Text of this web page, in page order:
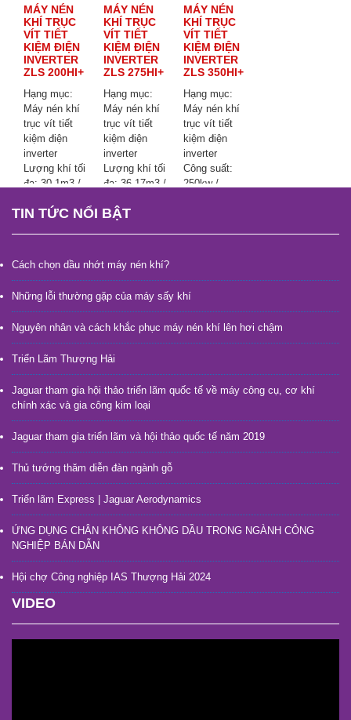
MÁY NÉN
KHÍ TRỤC
VÍT TIẾT
KIỆM ĐIỆN
INVERTER
ZLS 200HI+
Hạng mục:
Máy nén khí
trục vít tiết
kiệm điện
inverter
Lượng khí tối
đa: 30,1m3 /
Công suất:
Áp suất: 8bar
Kích thước:
3000 * 2000 *
2050mm
3500kg
MÁY NÉN
KHÍ TRỤC
VÍT TIẾT
KIỆM ĐIỆN
INVERTER
ZLS 275HI+
Hạng mục:
Máy nén khí
trục vít tiết
kiệm điện
inverter
Lượng khí tối
đa: 36,17m3 /
Công suất:
Áp suất: 8bar
Kích thước:
2190mm
6500kg
Thời gian
máy: 10-20
ngày làm việc
MÁY NÉN
KHÍ TRỤC
VÍT TIẾT
KIỆM ĐIỆN
INVERTER
ZLS 350HI+
Hạng mục:
Máy nén khí
trục vít tiết
kiệm điện
inverter
Công suất:
250kw /
TIN TỨC NỔI BẬT
Cách chọn dầu nhớt máy nén khí?
Những lỗi thường gặp của máy sấy khí
Nguyên nhân và cách khắc phục máy nén khí lên hơi chậm
Triển Lãm Thượng Hải
Jaguar tham gia hội thảo triển lãm quốc tế về máy công cụ, cơ khí
chính xác và gia công kim loại
Jaguar tham gia triển lãm và hội thảo quốc tế năm 2019
Thủ tướng thăm diễn đàn ngành gỗ
Triển lãm Express | Jaguar Aerodynamics
ỨNG DỤNG CHÂN KHÔNG KHÔNG DẦU TRONG NGÀNH CÔNG
NGHIỆP BÁN DẪN
Hội chợ Công nghiệp IAS Thượng Hải 2024
VIDEO